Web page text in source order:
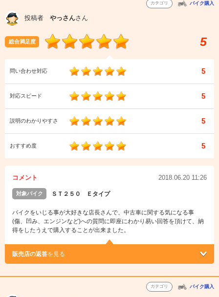
カテゴリ バイク購入
投稿者 やっさんさん
総合満足度 5
問い合わせ対応 5
対応スピード 5
説明のわかりやすさ 5
おすすめ度 5
コメント 2018.06.20 11:26
対象バイク ＳＴ２５０ Ｅタイプ
バイクをいじる事が大好きな店長さんで、中古車に関する気になる事
(傷、凹み、エンジンなど)への質問に即座にわかり易い回答を頂けて、納
得をしたうえで購入することが出来ました。
販売店の返答を見る
カテゴリ バイク購入